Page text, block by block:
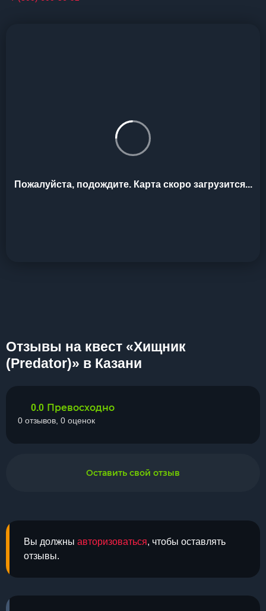
Пожалуйста, подождите. Карта скоро загрузится...
Отзывы на квест «Хищник
(Predator)» в Казани
Вы должны авторизоваться, чтобы оставлять
отзывы.
0.0 Превосходно
0 отзывов, 0 оценок
Оставить свой отзыв